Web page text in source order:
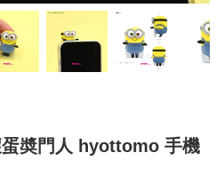
奬門人 hyottomo 手機